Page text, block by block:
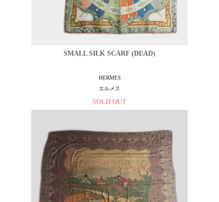
SMALL SILK SCARF (DEAD)
HERMES
エルメス
SOLD OUT